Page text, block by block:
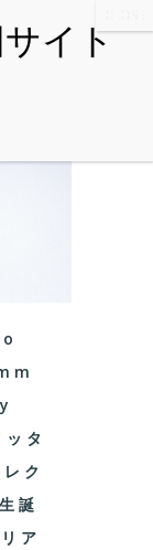
タ
ク
誕
ア